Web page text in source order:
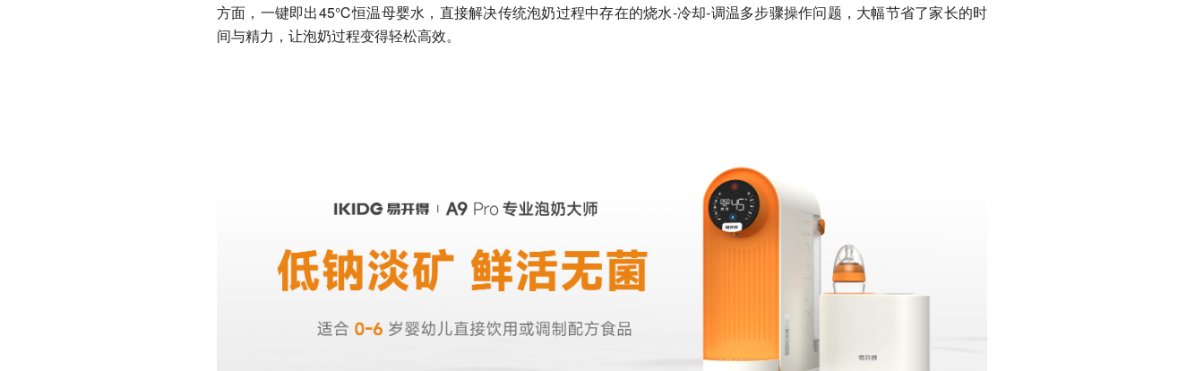
方面，一键即出45℃恒温母婴水，直接解决传统泡奶过程中存在的烧水-冷却-调温多步骤操作问题，大幅节省了家长的时
间与精力，让泡奶过程变得轻松高效。